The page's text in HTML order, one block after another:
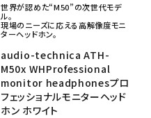
世界が認めた“M50”の次世代モデ
ル。
現場のニーズに応える高解像度モニ
ターヘッドホン。
audio-technica ATH-
M50x WHProfessional
monitor headphonesプロ
フェッショナルモニターヘッド
ホン ホワイト